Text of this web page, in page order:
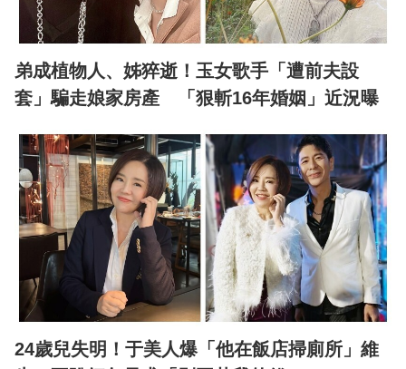
弟成植物人、姊猝逝！玉女歌手「遭前夫設
套」騙走娘家房產 「狠斬16年婚姻」近況曝
24歲兒失明！于美人爆「他在飯店掃廁所」維